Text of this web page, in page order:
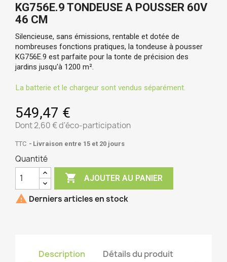
KG756E.9 TONDEUSE A POUSSER 60V
46 CM
Silencieuse, sans émissions, rentable et dotée de
nombreuses fonctions pratiques, la tondeuse à pousser
KG756E.9 est parfaite pour la tonte de précision des
jardins jusqu'à 1200 m².
La batterie et le chargeur sont vendus séparément.
549,47 €
Dont 2,60 € d'éco-participation
TTC Livraison entre 15 et 20 jours
Quantité
 AJOUTER AU PANIER
 Derniers articles en stock
Description Détails du produit